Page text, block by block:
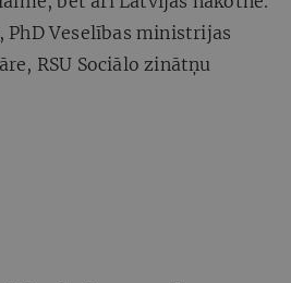
Veselības ministrijas
RSU Sociālo zinātņu